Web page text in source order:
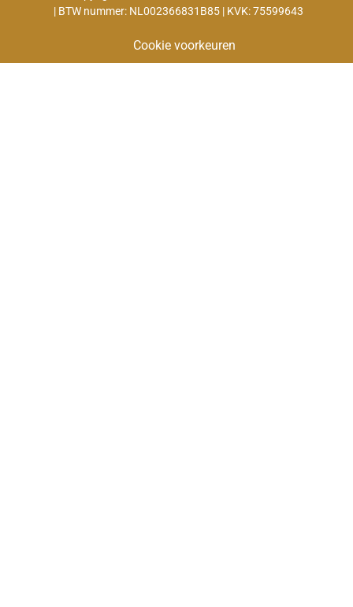
| BTW nummer: NL002366831B85 | KVK: 75599643
Cookie voorkeuren